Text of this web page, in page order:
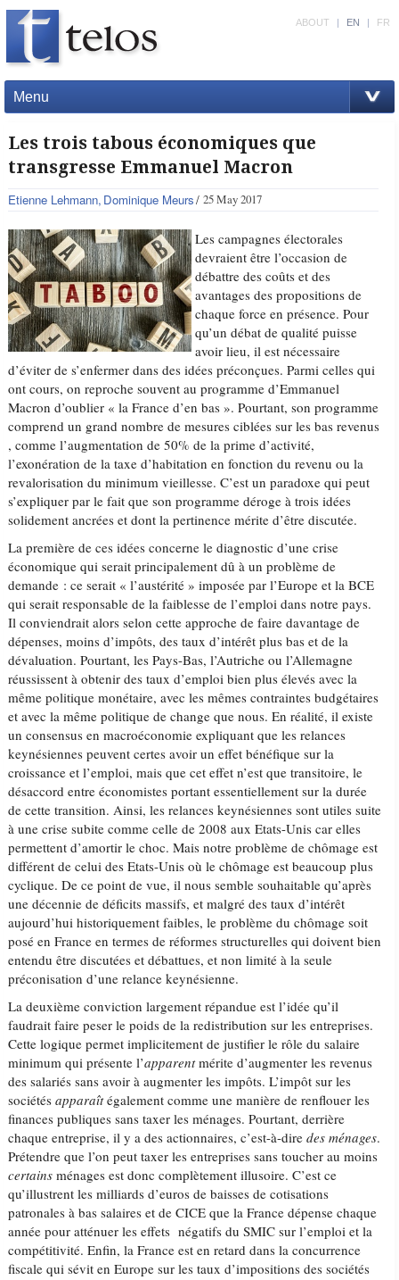
Menu
ABOUT | EN | FR
Les trois tabous économiques que
transgresse Emmanuel Macron
Etienne Lehmann Dominique Meurs 25 May 2017
Les campagnes électorales
devraient être l’occasion de
débattre des coûts et des
avantages des propositions de
chaque force en présence. Pour
qu’un débat de qualité puisse
avoir lieu, il est nécessaire
d’éviter de s’enfermer dans des idées préconçues. Parmi celles qui
ont cours, on reproche souvent au programme d’Emmanuel
Macron d’oublier « la France d’en bas ». Pourtant, son programme
comprend un grand nombre de mesures ciblées sur les bas revenus​
,​ comme l’augmentation de 50% de la prime d’activité,
l’exonération de la taxe d’habitation en fonction du revenu ou la
revalorisation du minimum vieillesse. C’est un paradoxe qui​ peut
s’expliquer par le fait que son programme déroge à trois idées
solidement ancrées et dont la pertinence mérite d’être discutée.
La première de ces idées concerne le diagnostic d’une crise
économique qui serait principalement dû à un problème de
demande : ce serait « l’austérité » imposée par l’Europe et la BCE
qui serait responsable de la faiblesse de l’emploi dans notre pays.
Il conviendrait alors selon cette approche de faire davantage de
dépenses, moins d’impôts, des taux d’intérêt plus bas et de la
dévaluation. Pourtant, les Pays-Bas, l’Autriche ou l’Allemagne
réussissent à obtenir des taux d’emploi bien plus élevés avec la
même politique monétaire, avec les mêmes contraintes budgétaires
et avec la même politique de change que nous. En réalité, il existe
un consensus en macroéconomie expliquant que les relances
keynésiennes peuvent certes avoir un effet bénéfique sur la
croissance et l’emploi, mais que cet effet n’est que transitoire, le
désaccord​ entre économistes portant ​essentiellement sur la durée
de cette transition. Ainsi, les relances keynésiennes sont utiles suite
à une crise subite comme celle de 2008 aux Etats-Unis car elles
permettent d’amortir le choc. Mais notre problème de chômage est
différent de celui des Etats-Unis où le chômage est beaucoup plus
cyclique. De ce point de vue, il nous semble souhaitable qu’après
une décennie de déficits massifs, et malgré des taux d’intérêt
aujourd’hui historiquement faibles, le problème du chômage soit
posé en France en termes de réformes structurelles qui doivent bien
entendu être discutées et débattues, et non limité à la seule
préconisation d’une relance keynésienne.
La deuxième conviction largement répandue est l’idée qu’il
faudrait faire peser le poids de la redistribution sur les ​entreprises.
Cette logique permet implicitement de justifier le rôle du salaire
minimum qui présente l’​​apparentmérite d’augmenter les revenus
des salariés sans avoir à augmenter les impôts. L’impôt sur les
sociétésapparaîtégalement comme une manière de renflouer les
finances publiques sans taxer les ménages. Pourtant, derrière
chaque entreprise, il y a des actionnaires, c’est-à-diredes ​​ménages.
Prétendre que l’on peut taxer les entreprises sans toucher ​au moins
certains ​ ménages est donc complètement illusoire. C’est ce
qu’illustrent les milliards d’euros de baisses de cotisations
patronales à bas salaires et de CICE que la France dépense chaque
année pour atténuer les effets négatifs du SMIC sur l’emploi et la
compétitivité. ​Enfin​, la France est en retard dans la concurrence
fiscale qui sévit en Europe sur les taux d’impositions des sociétés